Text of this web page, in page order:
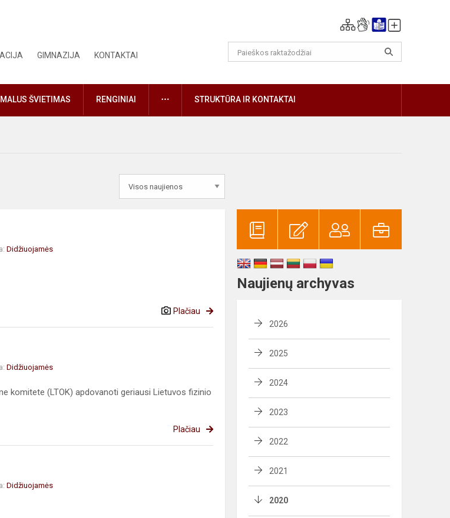
GIMNAZIJA KONTAKTAI
ŠVIETIMAS RENGINIAI DAUGIAUSTRUKTŪRA IR KONTAKTAI
Didžiuojamės
Plačiau
Didžiuojamės
komitete (LTOK) apdovanoti geriausi Lietuvos fizinio
Plačiau
Didžiuojamės
Naujienų archyvas
2026
2025
2024
2023
2022
2021
2020